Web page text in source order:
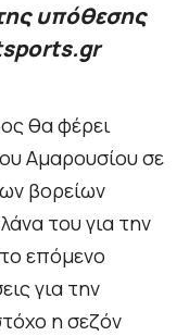
υπόθεσης
θα φέρει
Αμαρουσίου σε
βορείων
του για την
επόμενο
για την
η σεζόν